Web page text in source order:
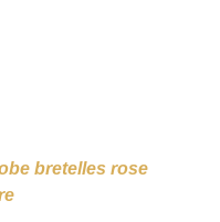
bretelles rose